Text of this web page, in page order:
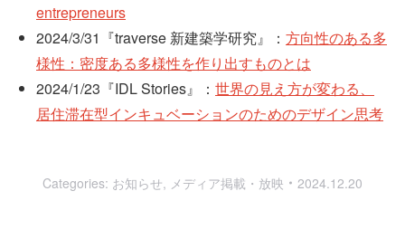
entrepreneurs
2024/3/31『traverse 新建築学研究』： 方向性のある多
様性：密度ある多様性を作り出すものとは
2024/1/23『IDL Stories』： 世界の見え方が変わる、
居住滞在型インキュベーションのためのデザイン思考
Categories: お知らせ, メディア掲載・放映 2024.12.20